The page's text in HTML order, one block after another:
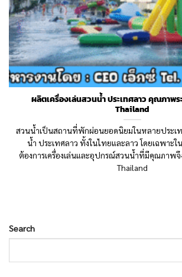
ผลิตเครื่องเล่นสวนน้ำ ประเทศลาว คุณภาพ
Thailand
สวนน้ำเป็นสถานที่พักผ่อนยอดนิยมในหลายประเท
น้ำ ประเทศลาว ทั้งในไทยและลาว โดยเฉพาะใ
ต้องการเครื่องเล่นและอุปกรณ์สวนน้ำที่มีคุณภาพจึ
Thailand
Search